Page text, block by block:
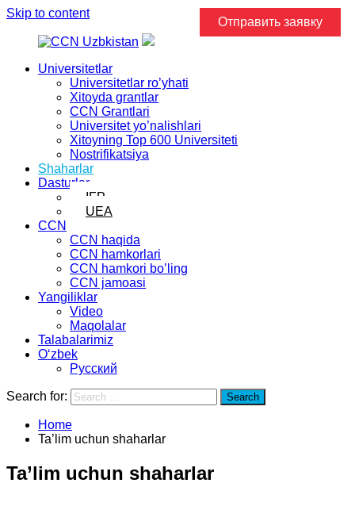
Skip to content
Universitetlar
Universitetlar ro’yhati
Xitoyda grantlar
CCN Grantlari
Universitet yo’nalishlari
Xitoyning Top 600 Universiteti
Nostrifikatsiya
Shaharlar
Dasturlar
IFP
UEA
CCN
CCN haqida
CCN hamkorlari
CCN hamkori bo’ling
CCN jamoasi
Yangiliklar
Video
Maqolalar
Talabalarimiz
Oʻzbek
Русский
Search for: Search
Home
Ta’lim uchun shaharlar
Ta’lim uchun shaharlar
Отправить заявку